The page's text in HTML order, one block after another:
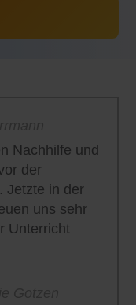
Nachhilfe und
der
Jetzte in der
uns sehr
Unterricht